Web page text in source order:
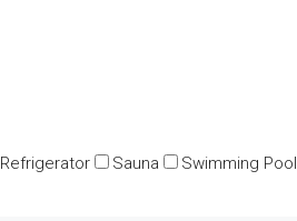
Refrigerator Sauna Swimming Pool